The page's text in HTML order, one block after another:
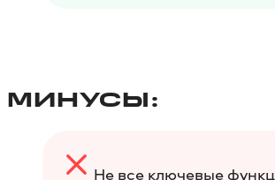
МИНУСЫ:
Не все ключевые